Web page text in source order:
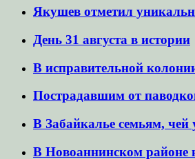
Якушев отметил
День 31 августа в истории
В исправительной
Пострадавшим от
В Забайкалье семьям,
В Новоаннинском районе